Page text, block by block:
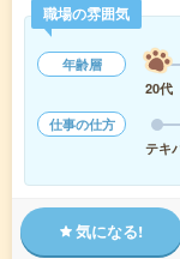
職場の雰囲気
年齢層
20代
仕事の仕方
テキ
気になる!